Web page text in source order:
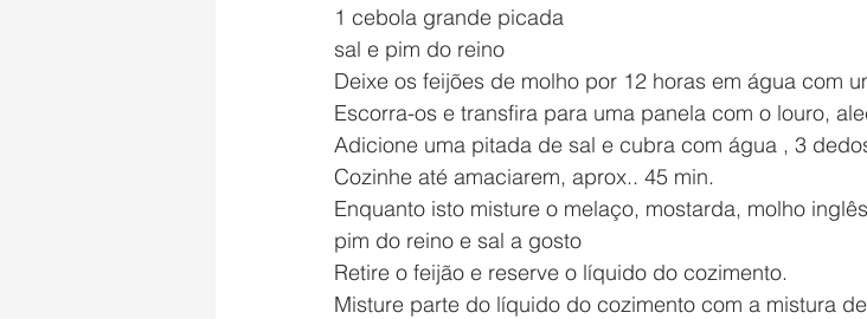
1 cebola grande picada
sal e pim do reino
Deixe os feijões de molho por 12 horas em água com
Escorra-os e transfira para uma panela com o louro,
Adicione uma pitada de sal e cubra com água , 3
Cozinhe até amaciarem, aprox.. 45 min.
Enquanto isto misture o melaço, mostarda, molho
pim do reino e sal a gosto
Retire o feijão e reserve o líquido do cozimento.
Misture parte do líquido do cozimento com a mistura